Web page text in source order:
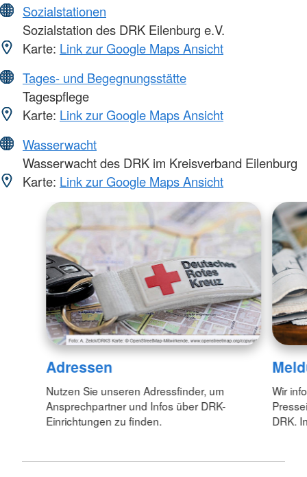
Sozialstationen
Sozialstation des DRK Eilenburg e.V.
Karte: Link zur Google Maps Ansicht
Tages- und Begegnungsstätte
Tagespflege
Karte: Link zur Google Maps Ansicht
Wasserwacht
Wasserwacht des DRK im Kreisverband Eilenburg
Karte: Link zur Google Maps Ansicht
Adressen
Nutzen Sie unseren Adressfinder, um
Ansprechpartner und Infos über DRK-
Einrichtungen zu finden.
Wir
DRK.